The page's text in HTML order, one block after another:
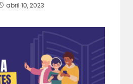
abril 10, 2023